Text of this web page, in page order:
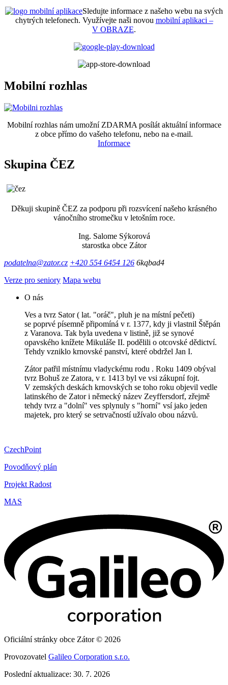
Sledujte informace z našeho webu na svých
chytrých telefonech. Využívejte naši novou mobilní aplikaci –
V OBRAZE.
Mobilní rozhlas
Mobilní rozhlas nám umožní ZDARMA posílát aktuální informace
z obce přímo do vašeho telefonu, nebo na e-mail.
Informace
Skupina ČEZ
Děkuji skupině ČEZ za podporu při rozsvícení našeho krásného
vánočního stromečku v letošním roce.
Ing. Salome Sýkorová
starostka obce Zátor
podatelna@zator.cz +420 554 6454 126 6kqbad4
Verze pro seniory Mapa webu
O nás
Ves a tvrz Sator ( lat. "oráč", pluh je na místní pečeti)
se poprvé písemně připomíná v r. 1377, kdy ji vlastnil Štěpán
z Varanova. Tak byla uvedena v listině, již se synové
opavského knížete Mikuláše II. podělili o otcovské dědictví.
Tehdy vzniklo krnovské panství, které obdržel Jan I.
Zátor patřil místnímu vladyckému rodu . Roku 1409 obýval
tvrz Bohuš ze Zatora, v r. 1413 byl ve vsi zákupní fojt.
V zemských deskách krnovských se toho roku objevil vedle
latinského de Zator i německý název Zeyffersdorf, zřejmě
tehdy tvrz a "dolní" ves splynuly s "horní" vsí jako jeden
majetek, pro který se setrvačností užívalo obou názvů.
CzechPoint
Povodňový plán
Projekt Radost
MAS
Oficiální stránky obce Zátor © 2026
Provozovatel Galileo Corporation s.r.o.
Poslední aktualizace: 30. 7. 2026